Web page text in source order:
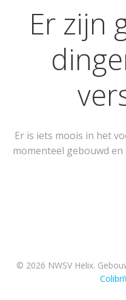
Er zijn
Er is iets moois in het
momenteel gebouwd
© 2026 NWSV Helix.